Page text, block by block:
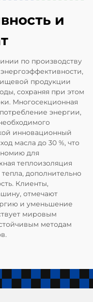
и
по производству
продукции
сохраняя при этом
Многосекционная
энергии,
инновационный
масла до 30 %, что
для
теплоизоляция
дополнительно
Клиенты,
отмечают
и уменьшение
мировым
методам